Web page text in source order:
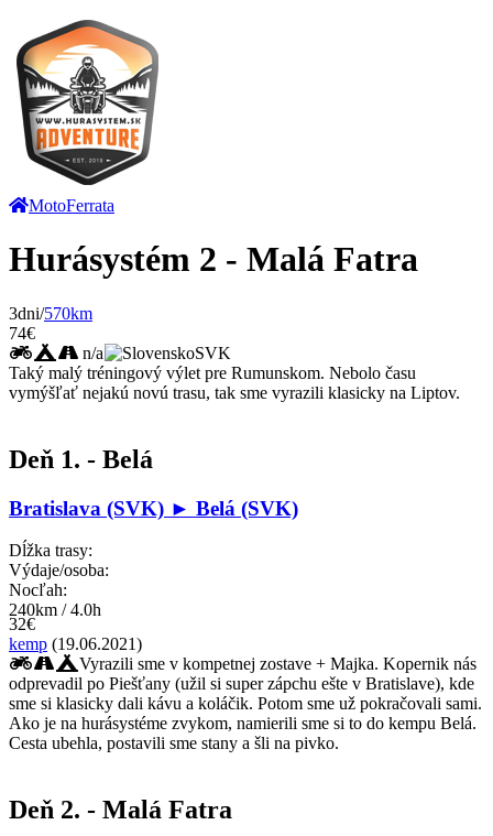
MotoFerrata
Hurásystém 2 - Malá Fatra
3dni/570km
74€
n/a
SVK
Taký malý tréningový výlet pre Rumunskom. Nebolo času
vymýšľať nejakú novú trasu, tak sme vyrazili klasicky na Liptov.
Deň 1. - Belá
Bratislava (SVK) ► Belá (SVK)
Dĺžka trasy:
Výdaje/osoba:
Nocľah:
240km / 4.0h
32€
kemp (19.06.2021)
Vyrazili sme v kompetnej zostave + Majka. Kopernik nás
odprevadil po Piešťany (užil si super zápchu ešte v Bratislave), kde
sme si klasicky dali kávu a koláčik. Potom sme už pokračovali sami.
Ako je na hurásystéme zvykom, namierili sme si to do kempu Belá.
Cesta ubehla, postavili sme stany a šli na pivko.
Deň 2. - Malá Fatra